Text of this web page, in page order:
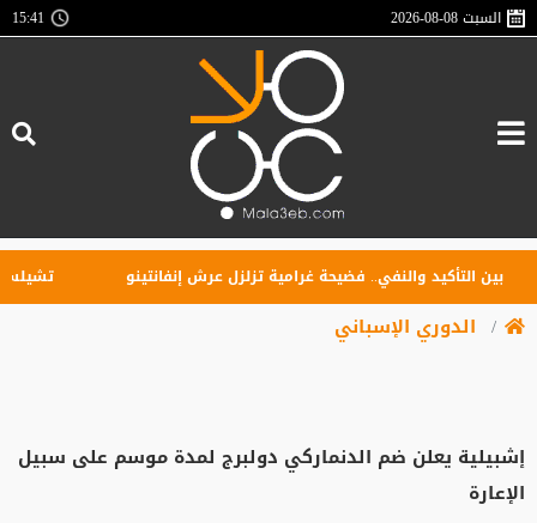
السبت2026-08-08
15:41
بين التأكيد والنفي.. فضيحة غرامية تزلزل عرش إنفانتينو تشيلسي
الدوري الإسباني
إشبيلية يعلن ضم الدنماركي دولبرج لمدة موسم على سبيل
الإعارة